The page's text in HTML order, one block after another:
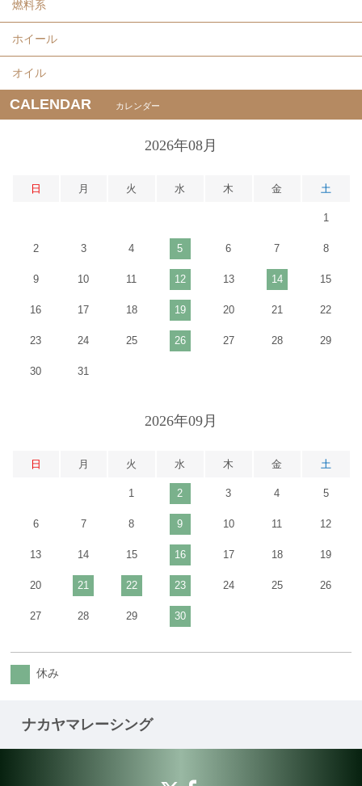
燃料系
ホイール
オイル
CALENDAR カレンダー
2026年08月
日 月 火 水 木 金 土
1
2 3 4 5 6 7 8
9 10 11 12 13 14 15
16 17 18 19 20 21 22
23 24 25 26 27 28 29
30 31
2026年09月
日 月 火 水 木 金 土
1 2 3 4 5
6 7 8 9 10 11 12
13 14 15 16 17 18 19
20 21 22 23 24 25 26
27 28 29 30
休み
ナカヤマレーシング